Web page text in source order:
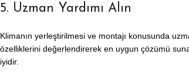
5. Uzman Yardımı Alın
Klimanın yerleştirilmesi ve montajı konusunda
özelliklerini değerlendirerek en uygun çözümü
iyidir.